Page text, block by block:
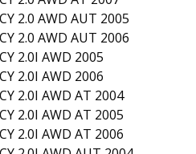
2.0 AWD AUT 2005
2.0 AWD AUT 2006
2.0I AWD 2005
2.0I AWD 2006
2.0I AWD AT 2004
2.0I AWD AT 2005
2.0I AWD AT 2006